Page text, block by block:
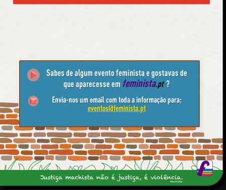
Sabes de algum evento feminista e gostavas de
que aparecesse em feminista.pt ?
Envia-nos um email com toda a informação para:
eventos@feminista.pt